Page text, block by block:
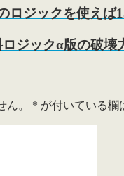
ジックを使えば
ジックα版の破壊
。 * が付いている欄